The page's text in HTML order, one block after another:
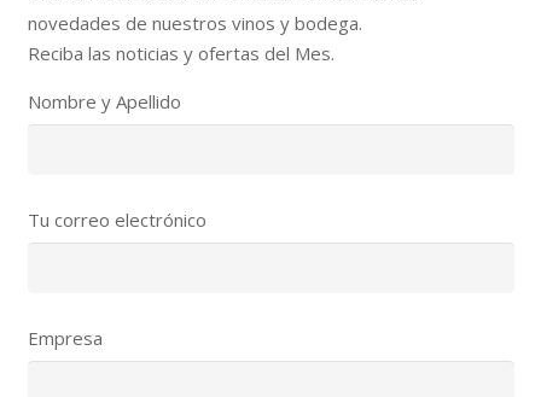
novedades de nuestros vinos y bodega.
Reciba las noticias y ofertas del Mes.
Nombre y Apellido
Tu correo electrónico
Empresa